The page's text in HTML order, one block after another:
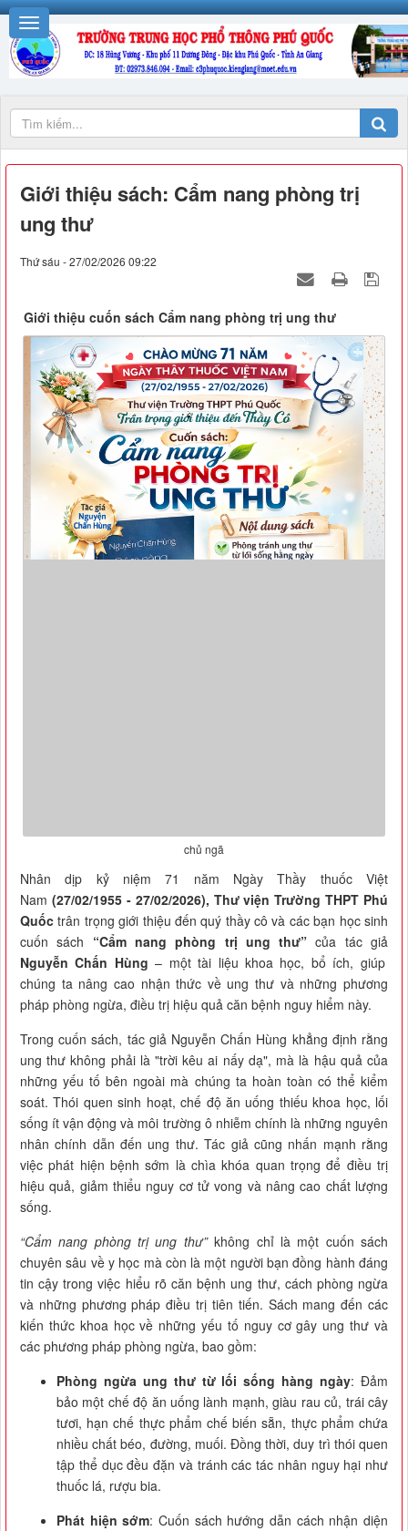
Giới thiệu sách: Cẩm nang phòng trị
ung thư
Thứ sáu - 27/02/2026 09:22
Giới thiệu cuốn sách Cẩm nang phòng trị ung thư
chủ ngã
Nhân dịp kỷ niệm 71 năm Ngày Thầy thuốc Việt
Nam (27/02/1955 - 27/02/2026), Thư viện Trường THPT Phú
Quốc trân trọng giới thiệu đến quý thầy cô và các bạn học sinh
cuốn sách “Cẩm nang phòng trị ung thư” của tác giả
Nguyễn Chấn Hùng – một tài liệu khoa học, bổ ích, giúp
chúng ta nâng cao nhận thức về ung thư và những phương
pháp phòng ngừa, điều trị hiệu quả căn bệnh nguy hiểm này.
Trong cuốn sách, tác giả Nguyễn Chấn Hùng khẳng định rằng
ung thư không phải là "trời kêu ai nấy dạ", mà là hậu quả của
những yếu tố bên ngoài mà chúng ta hoàn toàn có thể kiểm
soát. Thói quen sinh hoạt, chế độ ăn uống thiếu khoa học, lối
sống ít vận động và môi trường ô nhiễm chính là những nguyên
nhân chính dẫn đến ung thư. Tác giả cũng nhấn mạnh rằng
việc phát hiện bệnh sớm là chìa khóa quan trọng để điều trị
hiệu quả, giảm thiểu nguy cơ tử vong và nâng cao chất lượng
sống.
“Cẩm nang phòng trị ung thư”không chỉ là một cuốn sách
chuyên sâu về y học mà còn là một người bạn đồng hành đáng
tin cậy trong việc hiểu rõ căn bệnh ung thư, cách phòng ngừa
và những phương pháp điều trị tiên tiến. Sách mang đến các
kiến thức khoa học về những yếu tố nguy cơ gây ung thư và
các phương pháp phòng ngừa, bao gồm:
Phòng ngừa ung thư từ lối sống hàng ngày: Đảm
bảo một chế độ ăn uống lành mạnh, giàu rau củ, trái cây
tươi, hạn chế thực phẩm chế biến sẵn, thực phẩm chứa
nhiều chất béo, đường, muối. Đồng thời, duy trì thói quen
tập thể dục đều đặn và tránh các tác nhân nguy hại như
thuốc lá, rượu bia.
Phát hiện sớm: Cuốn sách hướng dẫn cách nhận diện